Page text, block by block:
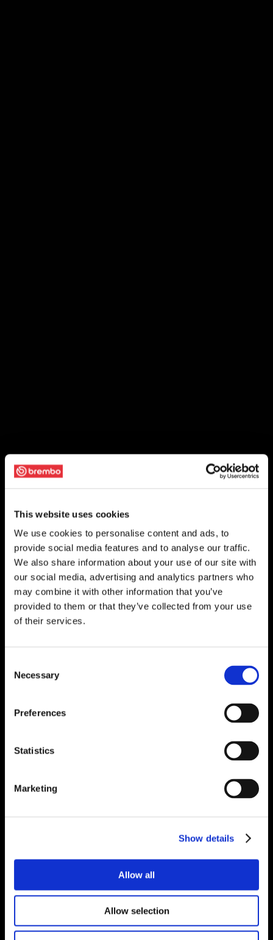
This website uses cookies
We use cookies to personalise content and ads, to
provide social media features and to analyse our traffic.
We also share information about your use of our site with
our social media, advertising and analytics partners who
may combine it with other information that you’ve
provided to them or that they’ve collected from your use
of their services.
Selection
Necessary
Preferences
Statistics
Marketing
Show details
Allow all
Allow selection